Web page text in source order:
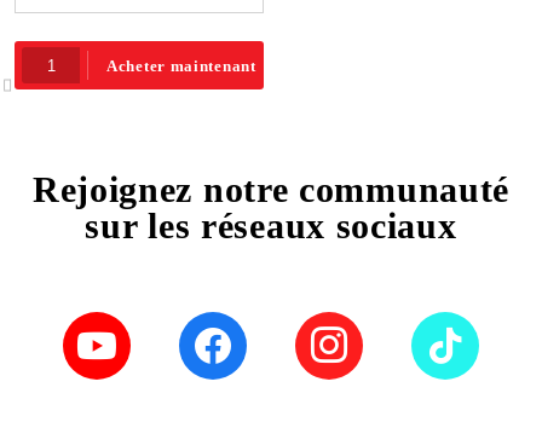
Acheter maintenant
Rejoignez notre communauté
sur les réseaux sociaux